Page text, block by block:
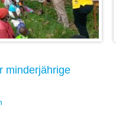
minderjährige